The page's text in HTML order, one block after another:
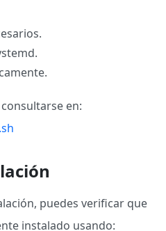
en:
puedes verificar que
instalado usando: